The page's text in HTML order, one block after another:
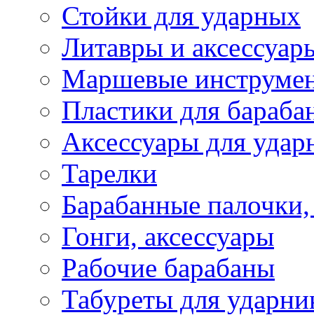
Стойки для ударных
Литавры и
Маршевые
Пластики для
Аксессуары для
Тарелки
Барабанные палочки,
Гонги, аксессуары
Рабочие барабаны
Табуреты для